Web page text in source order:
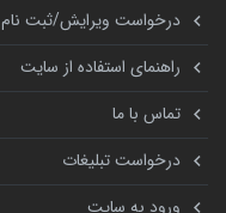
درخواست ویرایش/ثبت نام
راهنمای استفاده از سایت
تماس با ما
درخواست تبلیغات
ورود به سایت